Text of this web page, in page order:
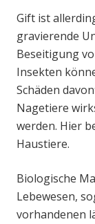
Gift ist
gravierende
Beseitigung
Insekten
Schäden
Nagetiere
werden. Hier
Haustiere.
Biologische
Lebewesen,
vorhandenen